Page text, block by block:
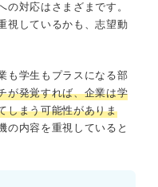
の対応はさまざまです。
視しているかも、志望動
も学生もプラスになる部
が発覚すれば、企業は学
しまう可能性がありま
の内容を重視していると